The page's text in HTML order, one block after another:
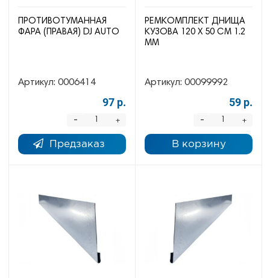
ПРОТИВОТУМАННАЯ
ФАРА (ПРАВАЯ) DJ AUTO
Артикул: 0006414
97 р.
+
-
Предзаказ
РЕМКОМПЛЕКТ ДНИЩА
КУЗОВА 120 Х 50 СМ 1.2
ММ
Артикул: 00099992
59 р.
+
-
В корзину